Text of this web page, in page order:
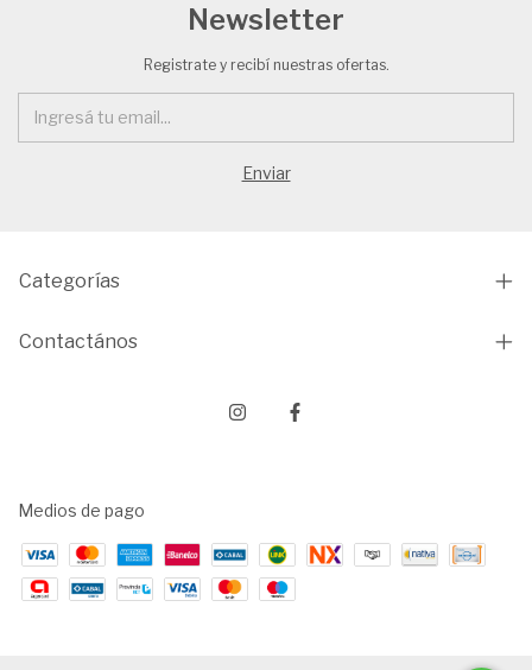
Newsletter
Registrate y recibí nuestras ofertas.
Categorías
Contactános
Medios de pago